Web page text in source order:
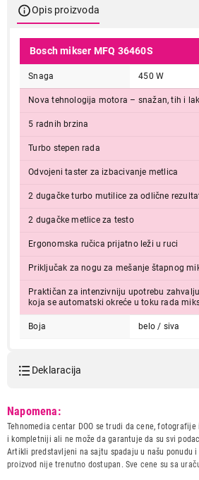
Opis proizvoda
Bosch mikser MFQ 36460S
Snaga 450 W
Nova tehnologija motora – snažan, tih i lak
5 radnih brzina
Turbo stepen rada
Odvojeni taster za izbacivanje metlica
2 dugačke turbo mutilice za odlične
2 dugačke metlice za testo
Ergonomska ručica prijatno leži u ruci
Priključak za nogu za mešanje štapnog
Praktičan za intenzivniju upotrebu
koja se automatski okreće u toku rada
Boja belo / siva
Deklaracija
Naziv i vrsta robe:
MIKSER
Uvoznik:
BSH Kućni
Zemlja porekla:
Slovenija
Napomena:
Tehnomedia centar DOO se trudi da cene,
i kompletniji ali ne može da garantuje da su svi
Artikli predstavljeni na sajtu spadaju u našu ponudu
proizvod nije trenutno dostupan. Sve cene su sa